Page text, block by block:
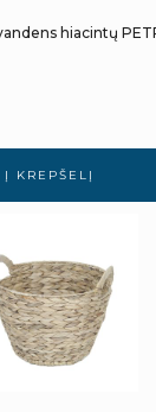
Į KREPŠELĮ